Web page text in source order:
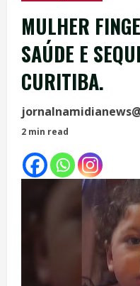
MULHER
SAÚDE E
CURITIBA.
2 min read